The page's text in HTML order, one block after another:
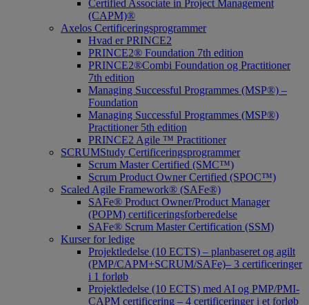
Certified Associate in Project Management
(CAPM)®
Axelos Certificeringsprogrammer
Hvad er PRINCE2
PRINCE2® Foundation 7th edition
PRINCE2®Combi Foundation og Practitioner
7th edition
Managing Successful Programmes (MSP®) –
Foundation
Managing Successful Programmes (MSP®)
Practitioner 5th edition
PRINCE2 Agile ™ Practitioner
SCRUMStudy Certificeringsprogrammer
Scrum Master Certified (SMC™)
Scrum Product Owner Certified (SPOC™)
Scaled Agile Framework® (SAFe®)
SAFe® Product Owner/Product Manager
(POPM) certificeringsforberedelse
SAFe® Scrum Master Certification (SSM)
Kurser for ledige
Projektledelse (10 ECTS) – planbaseret og agilt
(PMP/CAPM+SCRUM/SAFe)– 3 certificeringer
i 1 forløb
Projektledelse (10 ECTS) med AI og PMP/PMI-
CAPM certificering – 4 certificeringer i et forløb